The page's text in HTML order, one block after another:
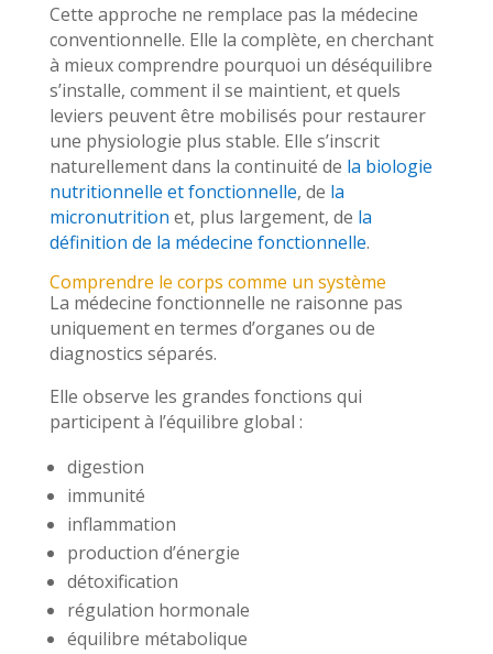
Cette approche ne remplace pas la médecine
conventionnelle. Elle la complète, en cherchant
à mieux comprendre pourquoi un déséquilibre
s’installe, comment il se maintient, et quels
leviers peuvent être mobilisés pour restaurer
une physiologie plus stable. Elle s’inscrit
naturellement dans la continuité de la biologie
nutritionnelle et fonctionnelle, de la
micronutrition et, plus largement, de la
définition de la médecine fonctionnelle.
Comprendre le corps comme un système
La médecine fonctionnelle ne raisonne pas
uniquement en termes d’organes ou de
diagnostics séparés.
Elle observe les grandes fonctions qui
participent à l’équilibre global :
digestion
immunité
inflammation
production d’énergie
détoxification
régulation hormonale
équilibre métabolique